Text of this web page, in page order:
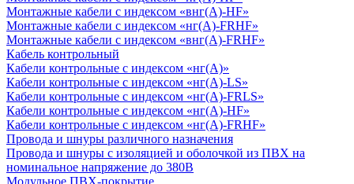
Монтажные кабели с индексом «внг(А)-HF»
Монтажные кабели с индексом «нг(А)-FRHF»
Монтажные кабели с индексом «внг(А)-FRHF»
Кабель контрольный
Кабели контрольные с индексом «нг(А)»
Кабели контрольные с индексом «нг(А)-LS»
Кабели контрольные с индексом «нг(А)-FRLS»
Кабели контрольные с индексом «нг(А)-HF»
Кабели контрольные с индексом «нг(А)-FRHF»
Провода и шнуры различного назначения
Провода и шнуры с изоляцией и оболочкой из ПВХ на
номинальное напряжение до 380В
Модульное ПВХ-покрытие